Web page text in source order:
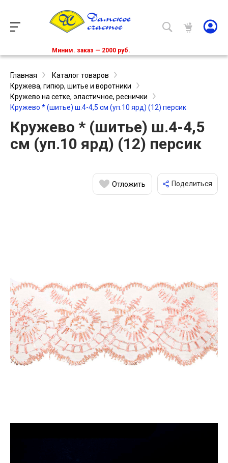
Миним. заказ — 2000 руб.
Главная
Каталог товаров
Кружева, гипюр, шитье и воротники
Кружево на сетке, эластичное, реснички
Кружево * (шитье) ш.4-4,5 см (уп.10 ярд) (12) персик
Кружево * (шитье) ш.4-4,5
см (уп.10 ярд) (12) персик
Отложить Поделиться